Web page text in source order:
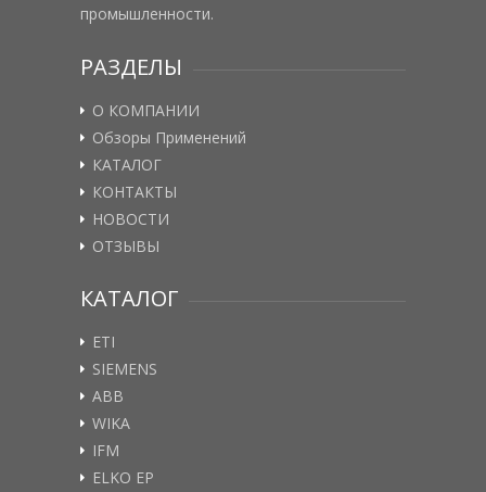
промышленности.
РАЗДЕЛЫ
О КОМПАНИИ
Обзоры Применений
КАТАЛОГ
КОНТАКТЫ
НОВОСТИ
ОТЗЫВЫ
КАТАЛОГ
ETI
SIEMENS
ABB
WIKA
IFM
ELKO EP